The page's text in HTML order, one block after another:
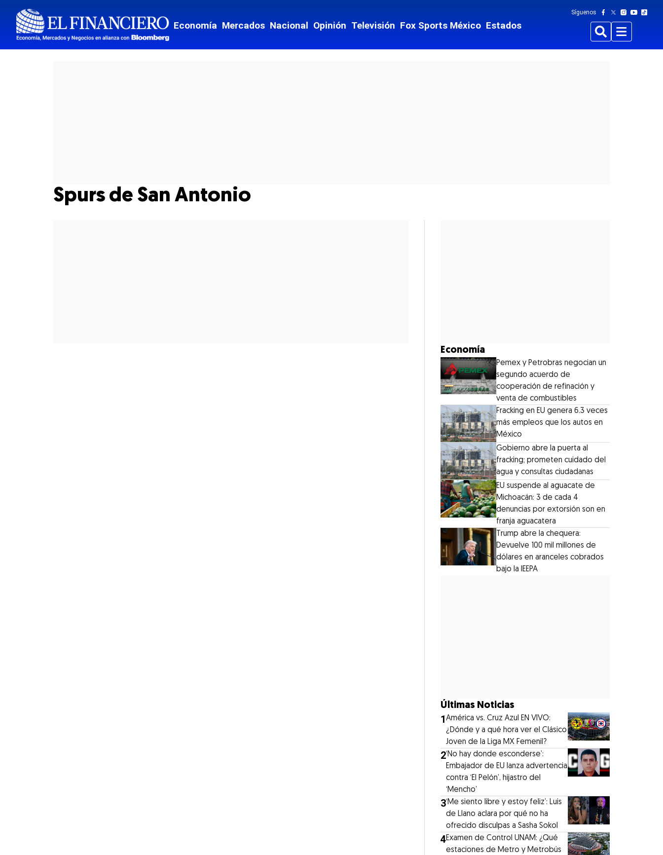
Economía Mercados Nacional Opinión Televisión Fox Sports México Estados
Síguenos
BuscarMenu
Spurs de San Antonio
Economía
Pemex y Petrobras negocian un
segundo acuerdo de
cooperación de refinación y
venta de combustibles
Fracking en EU genera 6.3 veces
más empleos que los autos en
México
Gobierno abre la puerta al
fracking; prometen cuidado del
agua y consultas ciudadanas
EU suspende al aguacate de
Michoacán: 3 de cada 4
denuncias por extorsión son en
franja aguacatera
Trump abre la chequera:
Devuelve 100 mil millones de
dólares en aranceles cobrados
bajo la IEEPA
Últimas Noticias
1América vs. Cruz Azul EN VIVO:
¿Dónde y a qué hora ver el Clásico
Joven de la Liga MX Femenil?
2‘No hay donde esconderse’:
Embajador de EU lanza advertencia
contra ‘El Pelón’, hijastro del
‘Mencho’
3‘Me siento libre y estoy feliz’: Luis
de Llano aclara por qué no ha
ofrecido disculpas a Sasha Sokol
4Examen de Control UNAM: ¿Qué
estaciones de Metro y Metrobús